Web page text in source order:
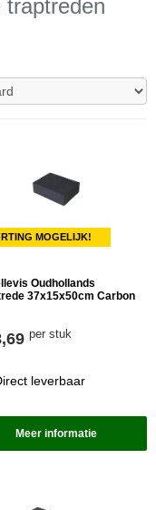
traptreden
MOGELIJK!
Oudhollands
37x15x50cm Carbon
per stuk
leverbaar
Meer informatie